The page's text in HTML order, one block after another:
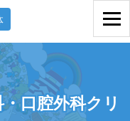
口腔外科クリ